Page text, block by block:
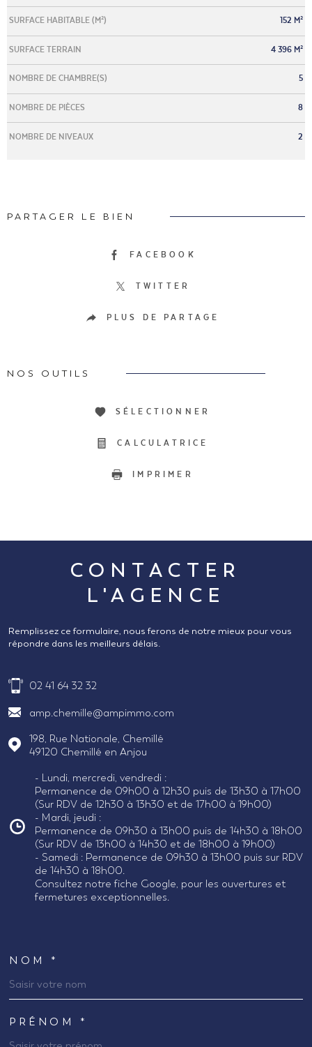
SURFACE HABITABLE (M²) 152 M²
SURFACE TERRAIN 4 396 M²
NOMBRE DE CHAMBRE(S) 5
NOMBRE DE PIÈCES 8
NOMBRE DE NIVEAUX 2
PARTAGER LE BIEN
FACEBOOK
TWITTER
PLUS DE PARTAGE
NOS OUTILS
SÉLECTIONNER
CALCULATRICE
IMPRIMER
CONTACTER
L'AGENCE
Remplissez ce formulaire, nous ferons de notre mieux pour vous
répondre dans les meilleurs délais.
02 41 64 32 32
amp.chemille@ampimmo.com
198, Rue Nationale, Chemillé
49120
Chemillé en Anjou
- Lundi, mercredi, vendredi :
Permanence de 09h00 à 12h30 puis de 13h30 à 17h00
(Sur RDV de 12h30 à 13h30 et de 17h00 à 19h00)
- Mardi, jeudi :
Permanence de 09h30 à 13h00 puis de 14h30 à 18h00
(Sur RDV de 13h00 à 14h30 et de 18h00 à 19h00)
- Samedi : Permanence de 09h30 à 13h00 puis sur RDV
de 14h30 à 18h00.
Consultez notre fiche Google, pour les ouvertures et
fermetures exceptionnelles.
TRAD_MELTEM_VOSCOORDONNEES
NOM *
PRÉNOM *